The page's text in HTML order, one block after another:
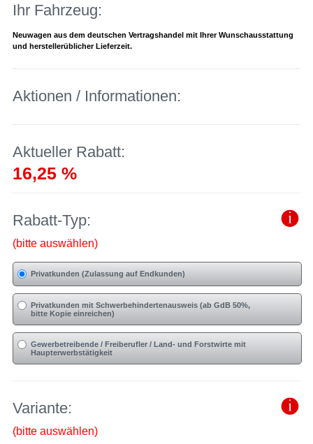
Ihr Fahrzeug:
Neuwagen aus dem deutschen Vertragshandel mit Ihrer Wunschausstattung
und herstellerüblicher Lieferzeit.
Aktionen / Informationen:
Aktueller Rabatt:
16,25 %
Rabatt-Typ:
(bitte auswählen)
Privatkunden (Zulassung auf Endkunden)
Privatkunden mit Schwerbehindertenausweis (ab GdB 50%,
bitte Kopie einreichen)
Gewerbetreibende / Freiberufler / Land- und Forstwirte mit
Haupterwerbstätigkeit
Variante:
(bitte auswählen)